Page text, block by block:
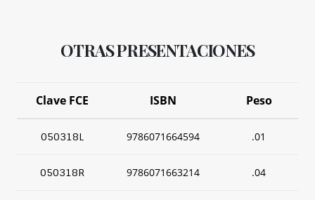
OTRAS PRESENTACIONES
Clave FCE ISBN Peso
050318L 9786071664594 .01
050318R 9786071663214 .04